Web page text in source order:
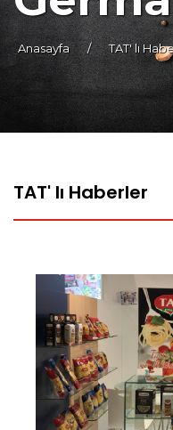
Anasayfa / TAT' lı
TAT' lı Haberler